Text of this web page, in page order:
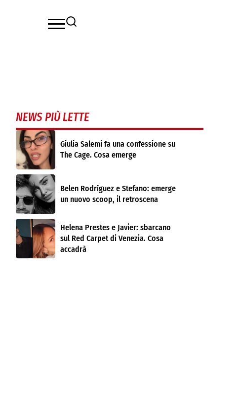
NEWS PIÙ LETTE
Giulia Salemi fa una confessione su
The Cage. Cosa emerge
Belen Rodríguez e Stefano: emerge
un nuovo scoop, il retroscena
Helena Prestes e Javier: sbarcano
sul Red Carpet di Venezia. Cosa
accadrà